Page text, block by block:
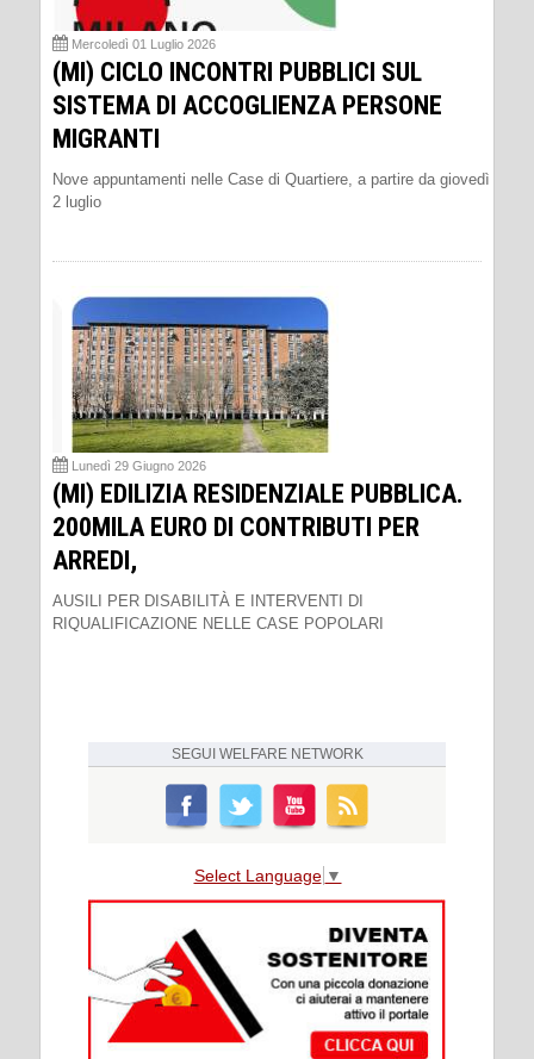
Mercoledì 01 Luglio 2026
(MI) CICLO INCONTRI PUBBLICI SUL
SISTEMA DI ACCOGLIENZA PERSONE
MIGRANTI
Nove appuntamenti nelle Case di Quartiere, a partire da giovedì
2 luglio
Lunedì 29 Giugno 2026
(MI) EDILIZIA RESIDENZIALE PUBBLICA.
200MILA EURO DI CONTRIBUTI PER
ARREDI,
AUSILI PER DISABILITÀ E INTERVENTI DI
RIQUALIFICAZIONE NELLE CASE POPOLARI
SEGUI WELFARE NETWORK
Select Language ▼